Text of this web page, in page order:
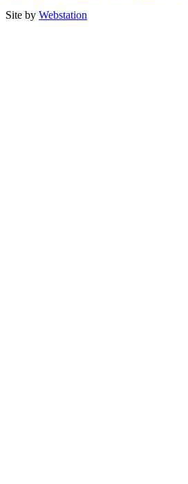
Site by Webstation